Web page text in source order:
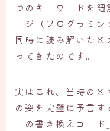
つのキーワードを紐
ージ（プログラミ
同時に読み解いた
ってきたのです。
実はこれ、当時の
の姿を完璧に予言
ーの書き換えコー